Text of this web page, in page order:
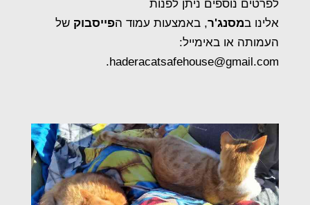
לפרטים נוספים ניתן לפנות
אלינו במסנג'ר, באמצעות עמוד הפייסבוק של
העמותה או באימייל:
haderacatsafehouse@gmail.com.